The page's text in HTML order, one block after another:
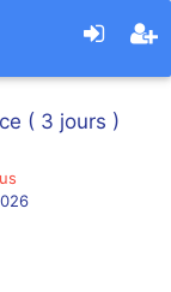
( 3 jours )